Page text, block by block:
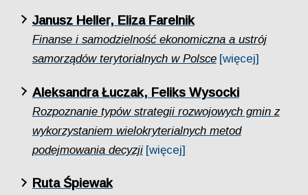
Janusz Heller, Eliza Farelnik
Finanse i samodzielność ekonomiczna a ustrój
samorządów terytorialnych w Polsce [więcej]
Aleksandra Łuczak, Feliks Wysocki
Rozpoznanie typów strategii rozwojowych gmin z
wykorzystaniem wielokryterialnych metod
podejmowania decyzji [więcej]
Ruta Śpiewak